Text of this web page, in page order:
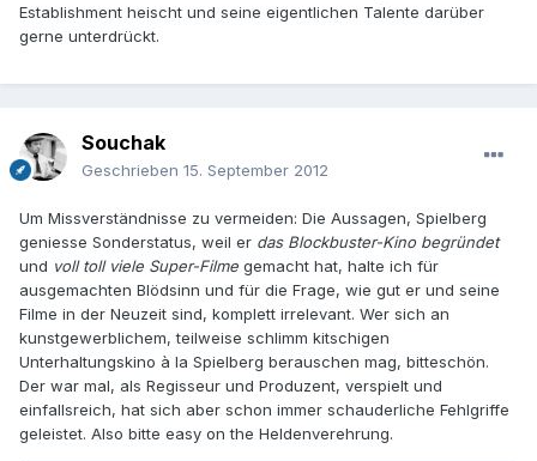
Establishment heischt und seine eigentlichen Talente darüber
gerne unterdrückt.
Souchak
Geschrieben 15. September 2012
Um Missverständnisse zu vermeiden: Die Aussagen, Spielberg
geniesse Sonderstatus, weil er das Blockbuster-Kino begründet
und voll toll viele Super-Filme gemacht hat, halte ich für
ausgemachten Blödsinn und für die Frage, wie gut er und seine
Filme in der Neuzeit sind, komplett irrelevant. Wer sich an
kunstgewerblichem, teilweise schlimm kitschigen
Unterhaltungskino à la Spielberg berauschen mag, bitteschön.
Der war mal, als Regisseur und Produzent, verspielt und
einfallsreich, hat sich aber schon immer schauderliche Fehlgriffe
geleistet. Also bitte easy on the Heldenverehrung.